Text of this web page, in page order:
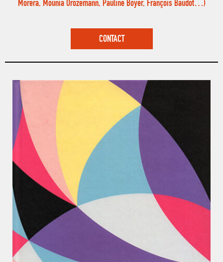
Morera, Mounia Orozemann, Pauline Boyer, François Baudot…)
CONTACT